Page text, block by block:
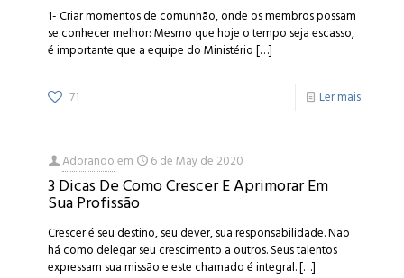
1- Criar momentos de comunhão, onde os membros possam
se conhecer melhor: Mesmo que hoje o tempo seja escasso,
é importante que a equipe do Ministério[…]
71 Ler mais
Adorandoem 6 de May de 2020
3 Dicas De Como Crescer E Aprimorar Em
Sua Profissão
Crescer é seu destino, seu dever, sua responsabilidade. Não
há como delegar seu crescimento a outros. Seus talentos
expressam sua missão e este chamado é integral.[…]